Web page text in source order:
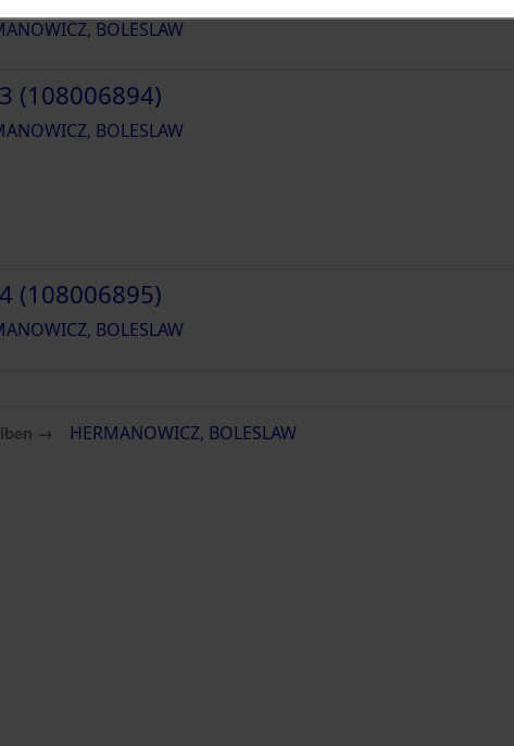
BOLESLAW
(108006894)
BOLESLAW
(108006895)
BOLESLAW
→ HERMANOWICZ, BOLESLAW